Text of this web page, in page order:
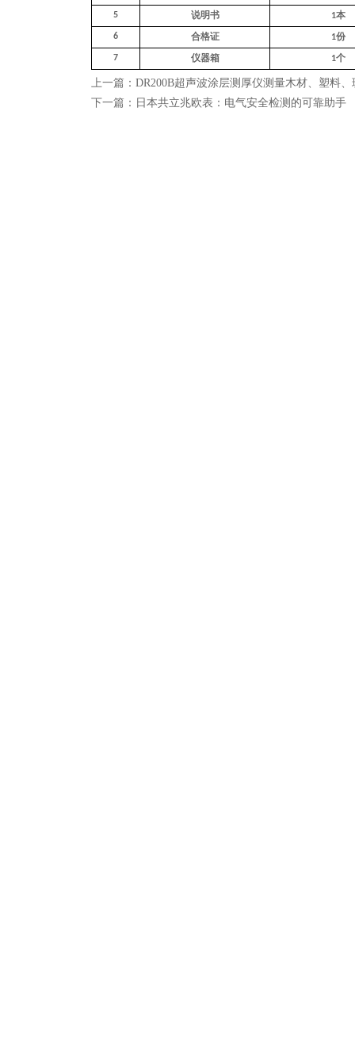
5 说明书 1本
6 合格证 1份
7 仪器箱 1个
上一篇： DR200B超声波涂层测厚仪测量木材、塑料
下一篇： 日本共立兆欧表：电气安全检测的可靠助手